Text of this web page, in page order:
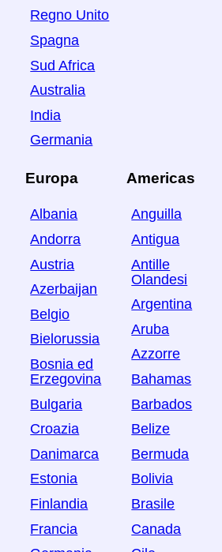
Regno Unito
Spagna
Sud Africa
Australia
India
Germania
Europa
Albania
Andorra
Austria
Azerbaijan
Belgio
Bielorussia
Bosnia ed
Erzegovina
Bulgaria
Croazia
Danimarca
Estonia
Finlandia
Francia
Americas
Anguilla
Antigua
Antille
Olandesi
Argentina
Aruba
Azzorre
Bahamas
Barbados
Belize
Bermuda
Bolivia
Brasile
Canada